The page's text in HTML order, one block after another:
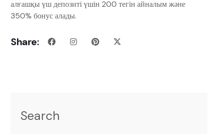
алғашқы үш депозиті үшін 200 тегін айналым және
350% бонус алады.
Share:
Search